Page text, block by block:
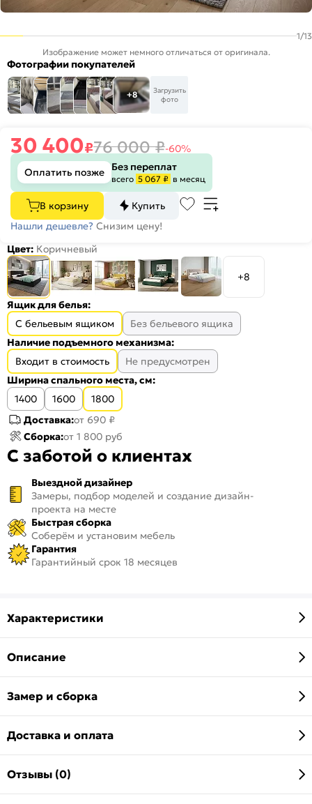
1/13
Изображение может немного отличаться от оригинала.
Фотографии покупателей
+8
Загрузить
фото
30 400₽76 000₽-60%
Оплатить позже
Без переплат
всего 5 067 ₽ в месяц
В корзину
Купить
Нашли дешевле? Снизим цену!
Цвет: Коричневый
+8
Ящик для белья:
С бельевым ящиком
Без бельевого ящика
Наличие подъемного механизма:
Входит в стоимость
Не предусмотрен
Ширина спального места, см:
1400
1600
1800
Доставка:от 690 ₽
Сборка:от 1 800 руб
С заботой о клиентах
Выездной дизайнер
Замеры, подбор моделей и создание дизайн-
проекта на месте
Быстрая сборка
Соберём и установим мебель
Гарантия
Гарантийный срок 18 месяцев
Характеристики
Описание
Замер и сборка
Доставка и оплата
Отзывы (0)